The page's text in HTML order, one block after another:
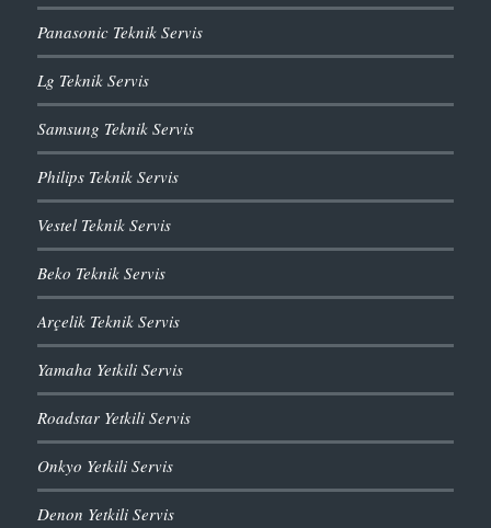
Panasonic Teknik Servis
Lg Teknik Servis
Samsung Teknik Servis
Philips Teknik Servis
Vestel Teknik Servis
Beko Teknik Servis
Arçelik Teknik Servis
Yamaha Yetkili Servis
Roadstar Yetkili Servis
Onkyo Yetkili Servis
Denon Yetkili Servis